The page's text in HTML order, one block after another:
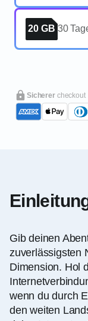
20 GB 30
Sicherer checkout
Gib deinen
zuverlässigsten
Dimension. Hol
wenn du durch
den weiten